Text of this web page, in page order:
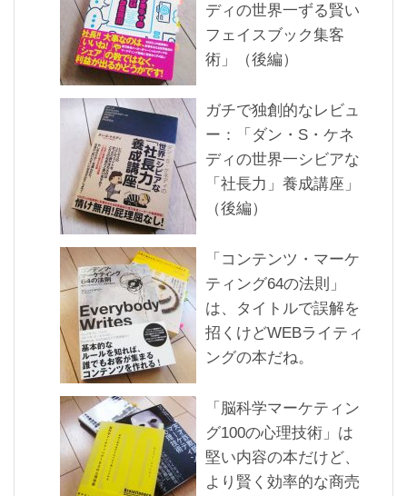
ディの世界一ずる賢い
フェイスブック集客
術」（後編）
ガチで独創的なレビュ
ー：「ダン・S・ケネ
ディの世界一シビアな
「社長力」養成講座」
（後編）
「コンテンツ・マーケ
ティング64の法則」
は、タイトルで誤解を
招くけどWEBライティ
ングの本だね。
「脳科学マーケティン
グ100の心理技術」は
堅い内容の本だけど、
より賢く効率的な商売